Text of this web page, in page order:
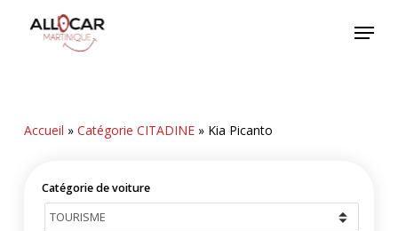
Menu
Accueil » Catégorie CITADINE» Kia Picanto
Catégorie de voiture